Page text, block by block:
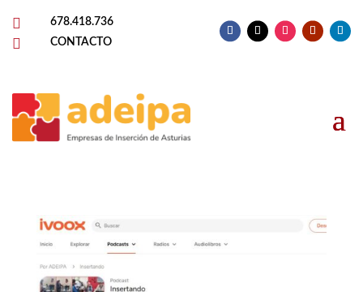
 678.418.736
 CONTACTO